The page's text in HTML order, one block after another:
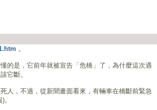
。
的是，它前年就被宣告「危橋」了，為什麼這次遇
它斷。
人，不過，從新聞畫面看來，有輛車在橋斷前緊急